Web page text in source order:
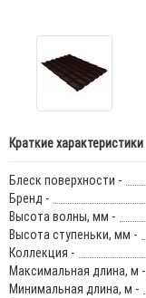
Краткие характеристики
Блеск поверхности -
Бренд -
Высота волны, мм -
Высота ступеньки, мм -
Коллекция -
Максимальная длина, м -
Минимальная длина, м -